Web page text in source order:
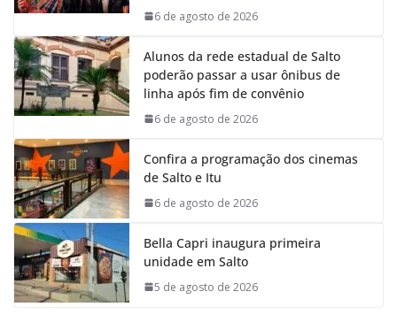
6 de agosto de 2026
Alunos da rede estadual de Salto
poderão passar a usar ônibus de
linha após fim de convênio
6 de agosto de 2026
Confira a programação dos cinemas
de Salto e Itu
6 de agosto de 2026
Bella Capri inaugura primeira
unidade em Salto
5 de agosto de 2026